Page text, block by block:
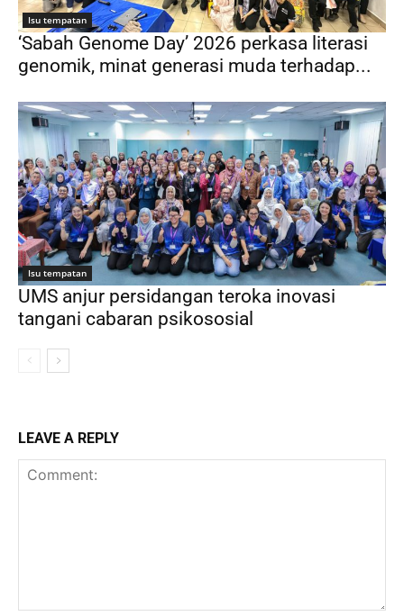
Isu tempatan
‘Sabah Genome Day’ 2026 perkasa literasi
genomik, minat generasi muda terhadap...
Isu tempatan
UMS anjur persidangan teroka inovasi
tangani cabaran psikososial
LEAVE A REPLY